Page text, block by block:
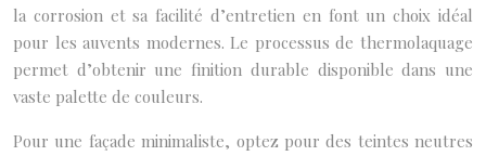
la corrosion et sa facilité d’entretien en font un choix idéal
pour les auvents modernes. Le processus de thermolaquage
permet d’obtenir une finition durable disponible dans une
vaste palette de couleurs.
Pour une façade minimaliste, optez pour des teintes neutres